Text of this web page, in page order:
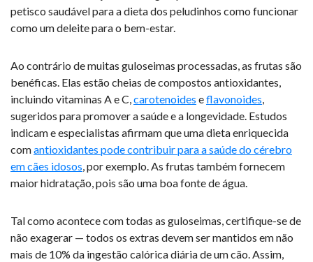
petisco saudável para a dieta dos peludinhos como funcionar
como um deleite para o bem-estar.
Ao contrário de muitas guloseimas processadas, as frutas são
benéficas. Elas estão cheias de compostos antioxidantes,
incluindo vitaminas A e C,carotenoides eflavonoides,
sugeridos para promover a saúde e a longevidade. Estudos
indicam e especialistas afirmam que uma dieta enriquecida
comantioxidantes pode contribuir para a saúde do cérebro
em cães idosos, por exemplo. As frutas também fornecem
maior hidratação, pois são uma boa fonte de água.
Tal como acontece com todas as guloseimas, certifique-se de
não exagerar — todos os extras devem ser mantidos em não
mais de 10% da ingestão calórica diária de um cão. Assim,